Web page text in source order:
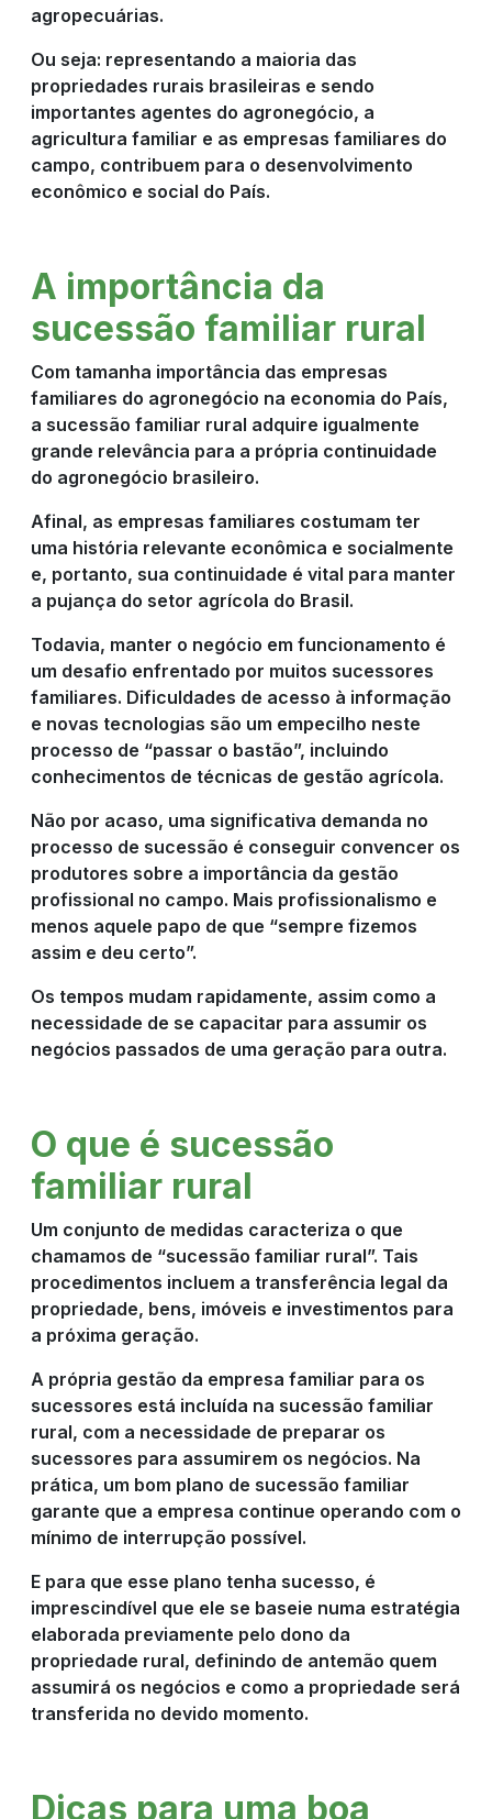
agropecuárias.
Ou seja: representando a maioria das
propriedades rurais brasileiras e sendo
importantes agentes do agronegócio, a
agricultura familiar e as empresas familiares do
campo, contribuem para o desenvolvimento
econômico e social do País.
A importância da
sucessão familiar rural
Com tamanha importância das empresas
familiares do agronegócio na economia do País,
a sucessão familiar rural adquire igualmente
grande relevância para a própria continuidade
do agronegócio brasileiro.
Afinal, as empresas familiares costumam ter
uma história relevante econômica e socialmente
e, portanto, sua continuidade é vital para manter
a pujança do setor agrícola do Brasil.
Todavia, manter o negócio em funcionamento é
um desafio enfrentado por muitos sucessores
familiares. Dificuldades de acesso à informação
e novas tecnologias são um empecilho neste
processo de “passar o bastão”, incluindo
conhecimentos de técnicas de gestão agrícola.
Não por acaso, uma significativa demanda no
processo de sucessão é conseguir convencer os
produtores sobre a importância da gestão
profissional no campo. Mais profissionalismo e
menos aquele papo de que “sempre fizemos
assim e deu certo”.
Os tempos mudam rapidamente, assim como a
necessidade de se capacitar para assumir os
negócios passados de uma geração para outra.
O que é sucessão
familiar rural
Um conjunto de medidas caracteriza o que
chamamos de “sucessão familiar rural”. Tais
procedimentos incluem a transferência legal da
propriedade, bens, imóveis e investimentos para
a próxima geração.
A própria gestão da empresa familiar para os
sucessores está incluída na sucessão familiar
rural, com a necessidade de preparar os
sucessores para assumirem os negócios. Na
prática, um bom plano de sucessão familiar
garante que a empresa continue operando com o
mínimo de interrupção possível.
E para que esse plano tenha sucesso, é
imprescindível que ele se baseie numa estratégia
elaborada previamente pelo dono da
propriedade rural, definindo de antemão quem
assumirá os negócios e como a propriedade será
transferida no devido momento.
Dicas para uma boa